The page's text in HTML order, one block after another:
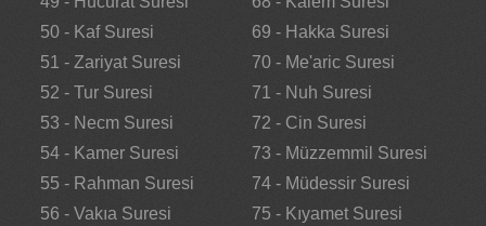
50 - Kaf Suresi
51 - Zariyat Suresi
52 - Tur Suresi
53 - Necm Suresi
54 - Kamer Suresi
55 - Rahman Suresi
56 - Vakıa Suresi
69 - Hakka Suresi
70 - Me'aric Suresi
71 - Nuh Suresi
72 - Cin Suresi
73 - Müzzemmil Suresi
74 - Müdessir Suresi
75 - Kıyamet Suresi